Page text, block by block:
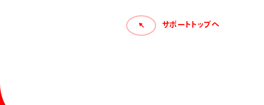
サポートトップへ